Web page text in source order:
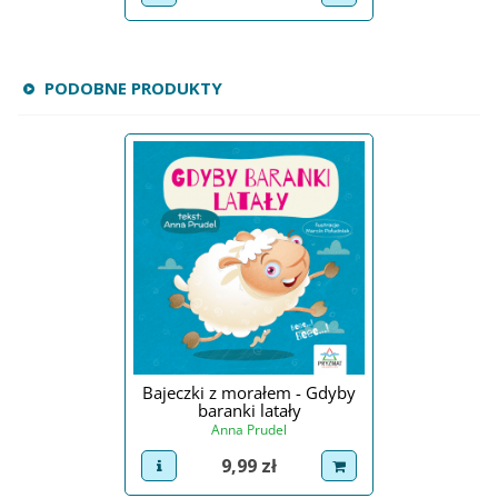
PODOBNE PRODUKTY
Bajeczki z morałem - Gdyby
baranki latały
Anna Prudel
view product
Cena
9,99 zł dodaj do koszyka